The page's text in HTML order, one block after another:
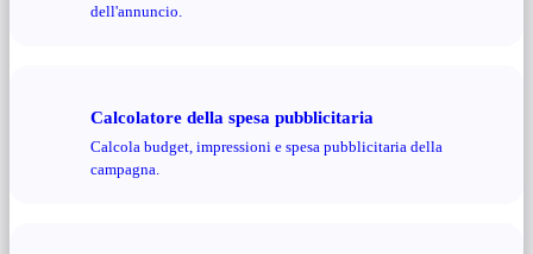
dell'annuncio.
Calcolatore della spesa pubblicitaria
Calcola budget, impressioni e spesa pubblicitaria della
campagna.